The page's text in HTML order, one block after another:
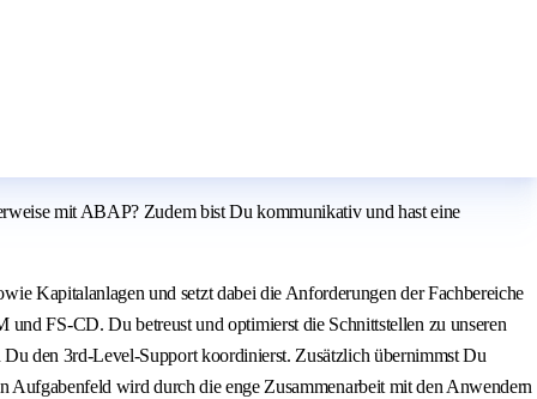
mit ABAP? Zudem bist Du kommunikativ und hast eine
Kapitalanlagen und setzt dabei die Anforderungen der Fachbereiche
FS-CD. Du betreust und optimierst die Schnittstellen zu unseren
den 3rd-Level-Support koordinierst. Zusätzlich übernimmst Du
Aufgabenfeld wird durch die enge Zusammenarbeit mit den Anwendern